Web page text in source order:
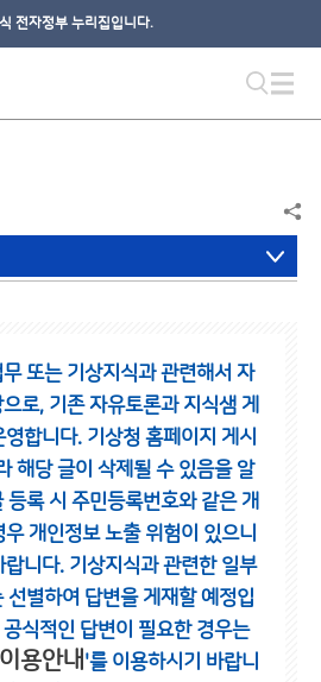
전자정부 누리집입니다.
또는 기상지식과 관련해서 자
로, 기존 자유토론과 지식샘 게
영합니다. 기상청 홈페이지 게시
해당 글이 삭제될 수 있음을 알
등록 시 주민등록번호와 같은 개
개인정보 노출 위험이 있으니
랍니다. 기상지식과 관련한 일부
선별하여 답변을 게재할 예정입
식적인 답변이 필요한 경우는
용안내 '를 이용하시기 바랍니